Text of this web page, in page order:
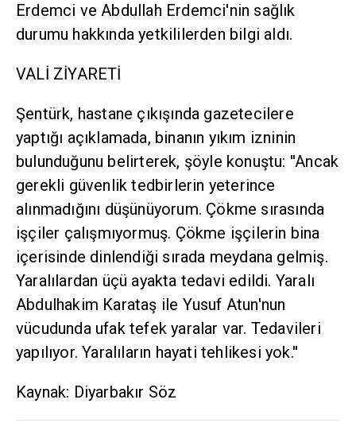
Erdemci ve Abdullah Erdemci'nin sağlık
durumu hakkında yetkililerden bilgi aldı.
VALİ ZİYARETİ
Şentürk, hastane çıkışında gazetecilere
yaptığı açıklamada, binanın yıkım izninin
bulunduğunu belirterek, şöyle konuştu: ''Ancak
gerekli güvenlik tedbirlerin yeterince
alınmadığını düşünüyorum. Çökme sırasında
işçiler çalışmıyormuş. Çökme işçilerin bina
içerisinde dinlendiği sırada meydana gelmiş.
Yaralılardan üçü ayakta tedavi edildi. Yaralı
Abdulhakim Karataş ile Yusuf Atun'nun
vücudunda ufak tefek yaralar var. Tedavileri
yapılıyor. Yaralıların hayati tehlikesi yok.''
Kaynak: Diyarbakır Söz